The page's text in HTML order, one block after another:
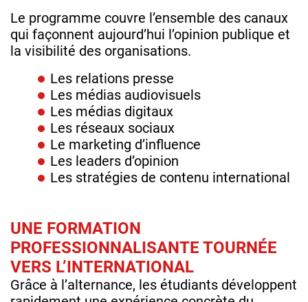
Le programme couvre l’ensemble des canaux
qui façonnent aujourd’hui l’opinion publique et
la visibilité des organisations.
Les relations presse
Les médias audiovisuels
Les médias digitaux
Les réseaux sociaux
Le marketing d’influence
Les leaders d’opinion
Les stratégies de contenu international
UNE FORMATION
PROFESSIONNALISANTE TOURNÉE
VERS L’INTERNATIONAL
Grâce à l’alternance, les étudiants développent